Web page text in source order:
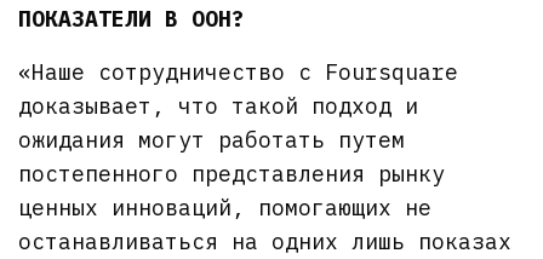
ПОКАЗАТЕЛИ В OOH?
«Наше сотрудничество с Foursquare
доказывает, что такой подход и
ожидания могут работать путем
постепенного представления рынку
ценных инноваций, помогающих не
останавливаться на одних лишь показах